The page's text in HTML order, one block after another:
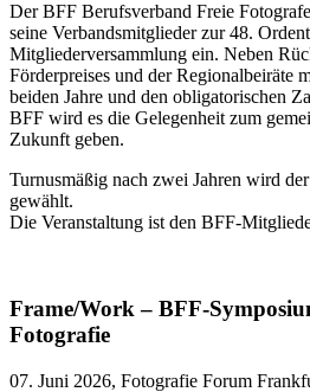
Der BFF Berufsverband Freie
seine Verbandsmitglieder zur 48.
Mitgliederversammlung ein. Neben
Förderpreises und der Regionalbeiräte
beiden Jahre und den obligatorischen
BFF wird es die Gelegenheit zum
Zukunft geben.
Turnusmäßig nach zwei Jahren wird
gewählt.
Die Veranstaltung ist den BFF-
Frame/Work – BFF-
Fotografie
07. Juni 2026, Fotografie Forum